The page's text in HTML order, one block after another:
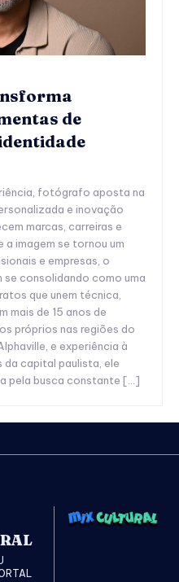
de
fotógrafo aposta na
e inovação
marcas, carreiras e
a imagem se tornou um
e empresas, o
consolidando como uma
que unem técnica,
mais de 15 anos de
próprios nas regiões do
e experiência à
capital paulista, ele
pela busca constante […]